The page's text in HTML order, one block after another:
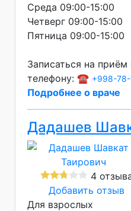
Среда 09:00-15:00
Четверг 09:00-15:00
Пятница 09:00-15:00
Записаться на
телефону: ☎️ +998-
Подробнее о враче
Дадашев
4
Добавить отзыв
Для взрослых